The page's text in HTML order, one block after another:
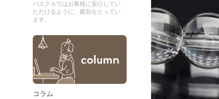
パスクルではお客様に安心してい
ただけるように、鑑別をとってい
ます。
コラム